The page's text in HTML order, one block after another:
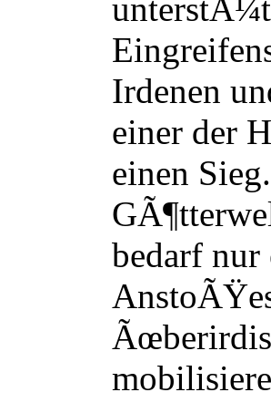
Irdenen
einer der
einen
bedarf nur